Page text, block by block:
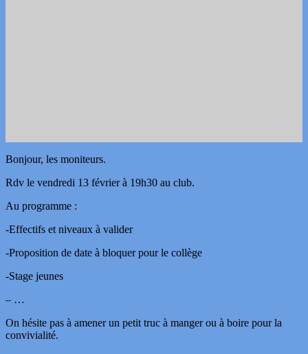
Bonjour, les moniteurs.
Rdv le vendredi 13 février à 19h30 au club.
Au programme :
-Effectifs et niveaux à valider
-Proposition de date à bloquer pour le collège
-Stage jeunes
– …
On hésite pas à amener un petit truc à manger ou à boire pour la
convivialité.